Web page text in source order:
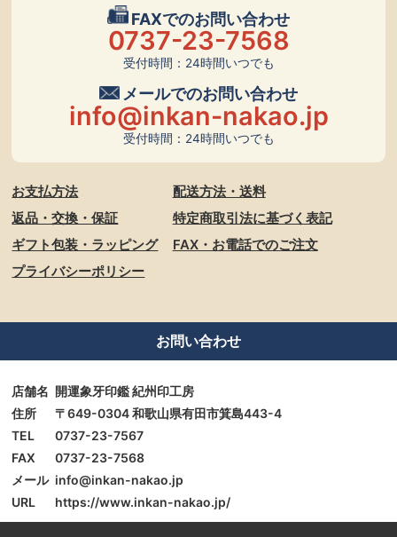
FAXでのお問い合わせ
0737-23-7568
受付時間：24時間いつでも
メールでのお問い合わせ
info@inkan-nakao.jp
受付時間：24時間いつでも
お支払方法
配送方法・送料
返品・交換・保証
特定商取引法に基づく表記
ギフト包装・ラッピング
FAX・お電話でのご注文
プライバシーポリシー
お問い合わせ
店舗名 開運象牙印鑑 紀州印工房
住所
〒649-0304 和歌山県有田市箕島443-4
TEL
0737-23-7567
FAX
0737-23-7568
メール info@inkan-nakao.jp
URL
https://www.inkan-nakao.jp/